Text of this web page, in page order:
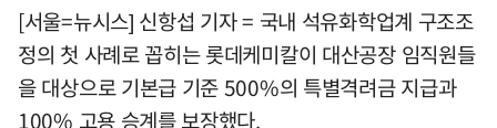
[서울=뉴시스] 신항섭 기자 = 국내 석유화학업계 구조조
정의 첫 사례로 꼽히는 롯데케미칼이 대산공장 임직원들
을 대상으로 기본급 기준 500%의 특별격려금 지급과
100% 고용 승계를 보장했다.